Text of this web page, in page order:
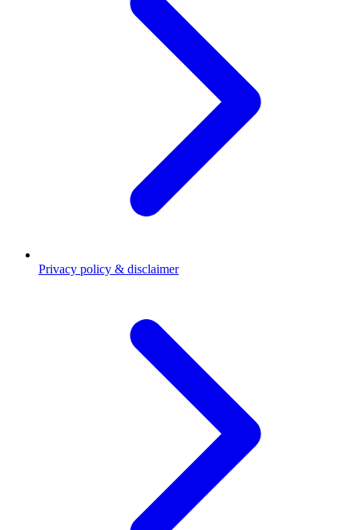
Privacy policy & disclaimer